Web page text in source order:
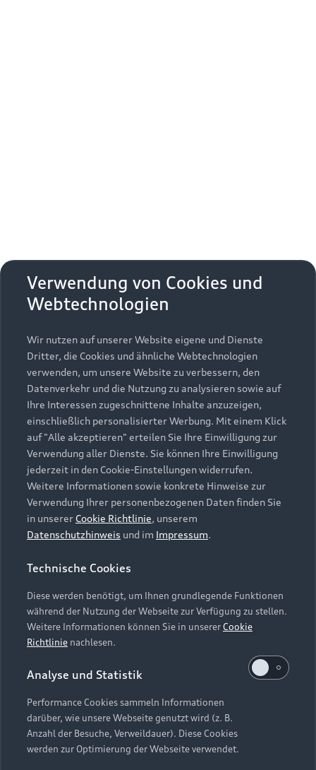
Zurück nach oben
Modelle
Alle Modelle
Modelle vergleichen
Elektromodelle
Plug-in-Hybride
Kaufen & leasen
Neuwagensuche
Gebrauchtwagensuche
Gebrauchtwagen
Finanzierung
Aktionen & Angebote
Geschäftskunden
Service & Zubehör
Saisonale Angebote
Audi Services
Garantie
Audi digital services
myAudi
Support
Kundenservice
Händlersuche
Audi Code
Online-Terminvereinbarung
Servicekontakt
Vertrag widerrufen
Über Audi
Unternehmen
Karriere
Investor Relations
Presse & Media Center
Datenschutz
Audi erleben
Newsletter
Impressum Rechtliches
Hinweisgebersystem
Datenschutzinformation
Cookie-Einstellungen
Cookie-Richtlinie
Barrierefreiheit
Hinweis: Die aktuelle Darstellung und Anordnung der
Embleme am Fahrzeug bei allen Abbildungen auf dieser
Webseite kann abweichen.
Verwendung von Cookies und
Webtechnologien
Wir nutzen auf unserer Website eigene und Dienste
Dritter, die Cookies und ähnliche Webtechnologien
verwenden, um unsere Website zu verbessern, den
Datenverkehr und die Nutzung zu analysieren sowie auf
Ihre Interessen zugeschnittene Inhalte anzuzeigen,
einschließlich personalisierter Werbung. Mit einem Klick
auf "Alle akzeptieren" erteilen Sie Ihre Einwilligung zur
Verwendung aller Dienste. Sie können Ihre Einwilligung
jederzeit in den Cookie-Einstellungen widerrufen.
Weitere Informationen sowie konkrete Hinweise zur
Verwendung Ihrer personenbezogenen Daten finden Sie
in unserer Cookie Richtlinie, unserem
Datenschutzhinweis und im Impressum.
Technische Cookies
Diese werden benötigt, um Ihnen grundlegende Funktionen
während der Nutzung der Webseite zur Verfügung zu stellen.
Weitere Informationen können Sie in unsererCookie
Richtlinie nachlesen.
Analyse und Statistik
Performance Cookies sammeln Informationen
darüber, wie unsere Webseite genutzt wird (z. B.
Anzahl der Besuche, Verweildauer). Diese Cookies
werden zur Optimierung der Webseite verwendet.